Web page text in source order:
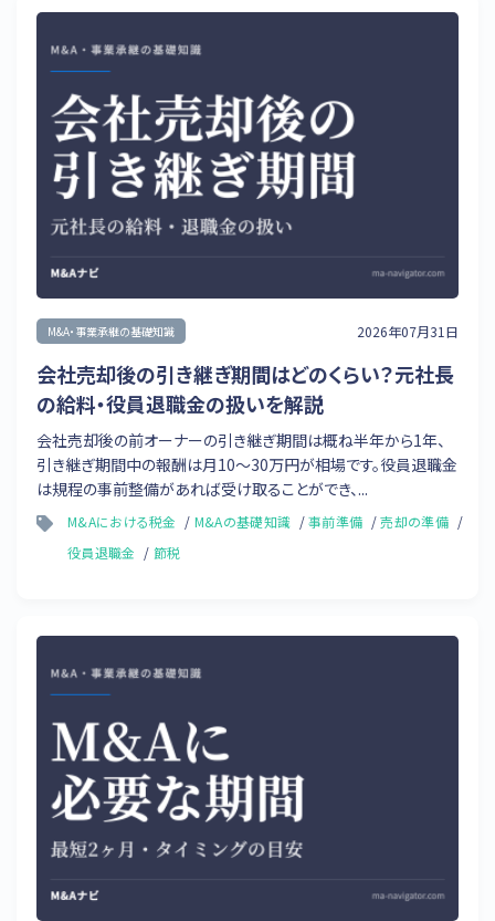
M&A・事業承継の基礎知識 2026年07月31日
会社売却後の引き継ぎ期間はどのくらい？元社長
の給料・役員退職金の扱いを解説
会社売却後の前オーナーの引き継ぎ期間は概ね半年から1年、
引き継ぎ期間中の報酬は月10〜30万円が相場です。役員退職金
は規程の事前整備があれば受け取ることができ、...
M&Aにおける税金 M&Aの基礎知識 事前準備
売却の準備
役員退職金
節税